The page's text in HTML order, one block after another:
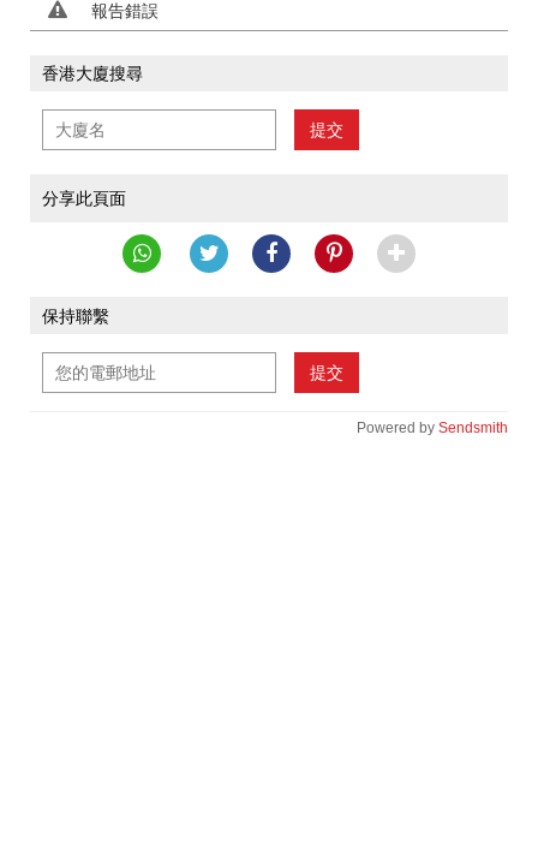
報告錯誤
香港大廈搜尋
提交
分享此頁面
保持聯繫
提交
Powered by Sendsmith